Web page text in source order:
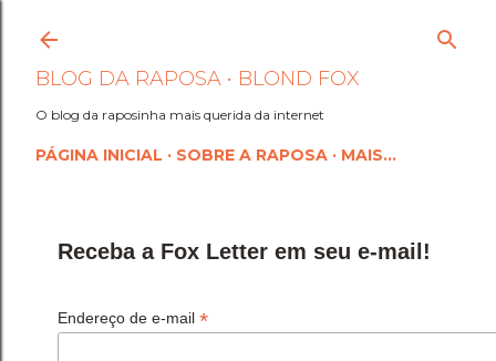
Pular para o conteúdo
BLOG DA RAPOSA • BLOND FOX
O blog da raposinha mais querida da internet
PÁGINA INICIAL SOBRE A RAPOSA MAIS…
Receba a Fox Letter em seu e-mail!
Endereço de e-mail *